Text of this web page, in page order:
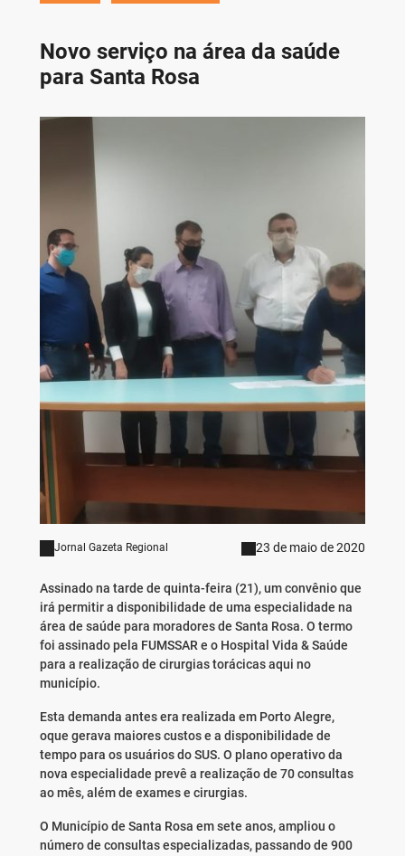
Novo serviço na área da saúde
para Santa Rosa
Jornal Gazeta Regional 23 de maio de 2020
Assinado na tarde de quinta-feira (21), um convênio que
irá permitir a disponibilidade de uma especialidade na
área de saúde para moradores de Santa Rosa. O termo
foi assinado pela FUMSSAR e o Hospital Vida & Saúde
para a realização de cirurgias torácicas aqui no
município.
Esta demanda antes era realizada em Porto Alegre,
oque gerava maiores custos e a disponibilidade de
tempo para os usuários do SUS. O plano operativo da
nova especialidade prevê a realização de 70 consultas
ao mês, além de exames e cirurgias.
O Município de Santa Rosa em sete anos, ampliou o
número de consultas especializadas, passando de 900